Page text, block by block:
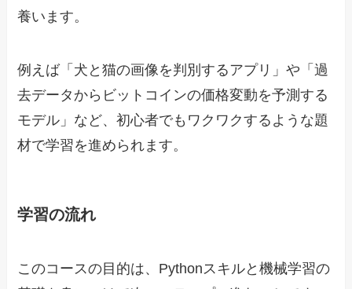
養います。
例えば「犬と猫の画像を判別するアプリ」や「過
去データからビットコインの価格変動を予測する
モデル」など、初心者でもワクワクするような題
材で学習を進められます。
学習の流れ
このコースの目的は、Pythonスキルと機械学習の